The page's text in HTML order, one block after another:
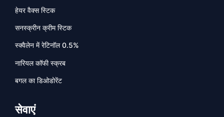
हेयर वैक्स स्टिक
सनस्क्रीन क्रीम स्टिक
स्क्वैलेन में रेटिनॉल 0.5%
नारियल कॉफी स्क्रब
बगल का डिओडोरेंट
सेवाएं